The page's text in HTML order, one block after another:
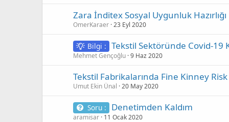
Zara İnditex Sosyal Uygunluk Hazırlığı
OmerKaraer 23 Eyl 2020
Bilgi : Tekstil Sektöründe Covid-19
Mehmet Gençoğlu 9 Haz 2020
Tekstil Fabrikalarında Fine Kinney
Umut Ekin Ünal 20 May 2020
Soru : Denetimden Kaldım
aramisar 11 Ocak 2020